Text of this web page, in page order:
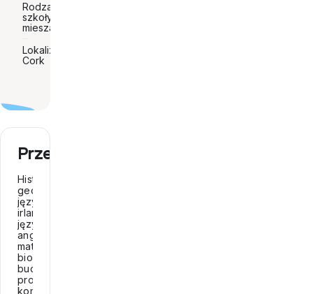
Rodzaj
szkoły:
mieszana
Lokalizacja:
Cork
Przedmioty
Historia,
geografia,
język
irlandzki,
język
angielski,
matematyka,
biologia,
budownictwo,
projektowanie,
komunikacja